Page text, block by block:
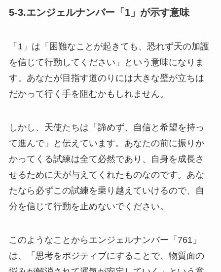
5-3.エンジェルナンバー「1」が示す意味
「1」は「困難なことが起きても、恐れず天の加護
を信じて行動してください」という意味になりま
す。あなたが目指す道のりには大きな壁が立ちは
だかって行く手を阻むかもしれません。
しかし、天使たちは「諦めず、自信と希望を持っ
て進んで」と伝えています。あなたの前に振りか
かってくる試練は全て必然であり、自身を成長さ
せるために天が与えてくれたものなのです。あな
たなら必ずこの試練を乗り越えていけるので、自
分を信じて行動を止めないでください。
このようなことからエンジェルナンバー「761」
は、「思考をポジティブにすることで、物質面の